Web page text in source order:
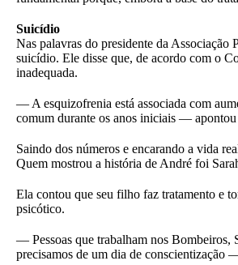
Suicídio
Nas palavras do presidente da
suicídio. Ele disse que, de acordo com o
inadequada.
— A esquizofrenia está associada com
comum durante os anos iniciais —
Saindo dos números e encarando a vida
Quem mostrou a história de André foi
Ela contou que seu filho faz tratamento e
psicótico.
— Pessoas que trabalham nos Bombeiros,
precisamos de um dia de conscientização